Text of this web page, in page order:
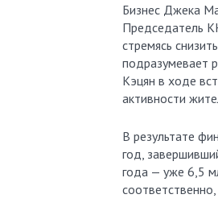
Бизнес Джека
Председатель
стремясь
подразумевает
Кэцян в ходе
активности
В результате
год,
года — уже 6,5